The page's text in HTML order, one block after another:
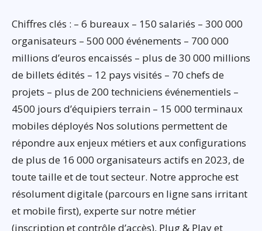
Chiffres clés : – 6 bureaux – 150 salariés – 300 000
organisateurs – 500 000 événements – 700 000
millions d’euros encaissés – plus de 30 000 millions
de billets édités – 12 pays visités – 70 chefs de
projets – plus de 200 techniciens événementiels –
4500 jours d’équipiers terrain – 15 000 terminaux
mobiles déployés Nos solutions permettent de
répondre aux enjeux métiers et aux configurations
de plus de 16 000 organisateurs actifs en 2023, de
toute taille et de tout secteur. Notre approche est
résolument digitale (parcours en ligne sans irritant
et mobile first), experte sur notre métier
(inscription et contrôle d’accès), Plug & Play et